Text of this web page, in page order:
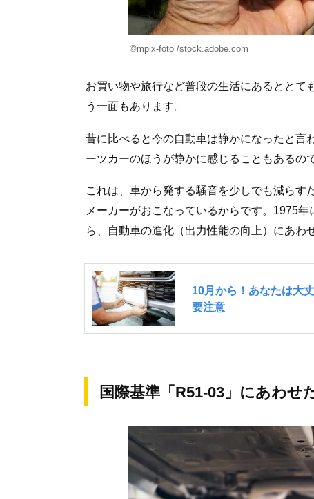
©mpix-foto /stock.adobe.com
お買い物や旅行など普段の生活にあるととて
う一面もあります。
昔に比べると今の自動車は静かになったと言
ーツカーのほうが静かに感じることもあるの
これは、車から発する騒音を少しでも減ら
メーカーがおこなっているからです。1975
ら、自動車の進化（出力性能の向上）にあわ
国際基準「R51-03」にあわせ